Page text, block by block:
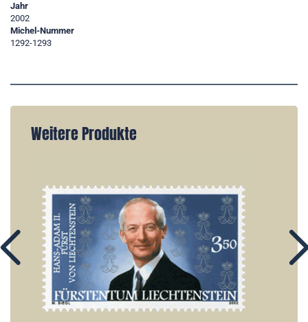
Jahr
2002
Michel-Nummer
1292-1293
Weitere Produkte